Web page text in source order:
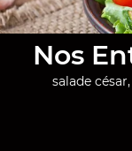
Nos
salade